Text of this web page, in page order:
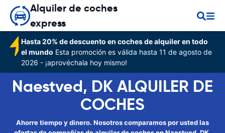
Alquiler de coches
express
Hasta 20% de descuento en coches de alquiler en todo
el mundo Esta promoción es válida hasta 11 de agosto de
2026 - ¡aprovéchala hoy mismo!
Naestved, DK ALQUILER DE
COCHES
Ahorre tiempo y dinero. Nosotros comparamos por usted las